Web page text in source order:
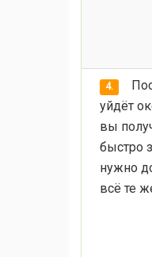
4.
уйдёт
вы
быстро
нужно
всё те